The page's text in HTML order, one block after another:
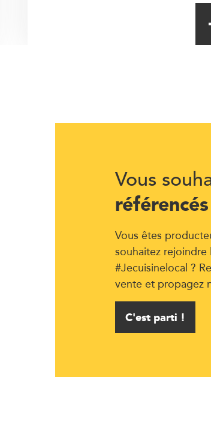
Vous
référencés
Vous êtes
souhaitez
#Jecuisinelocal ?
vente et propagez
C'est parti !